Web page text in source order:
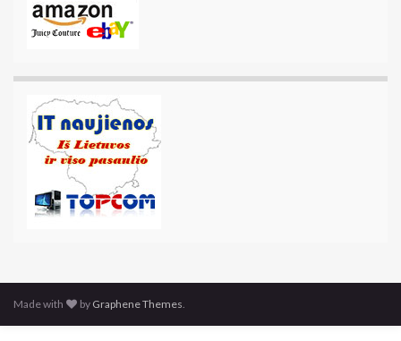
Made with by Graphene Themes